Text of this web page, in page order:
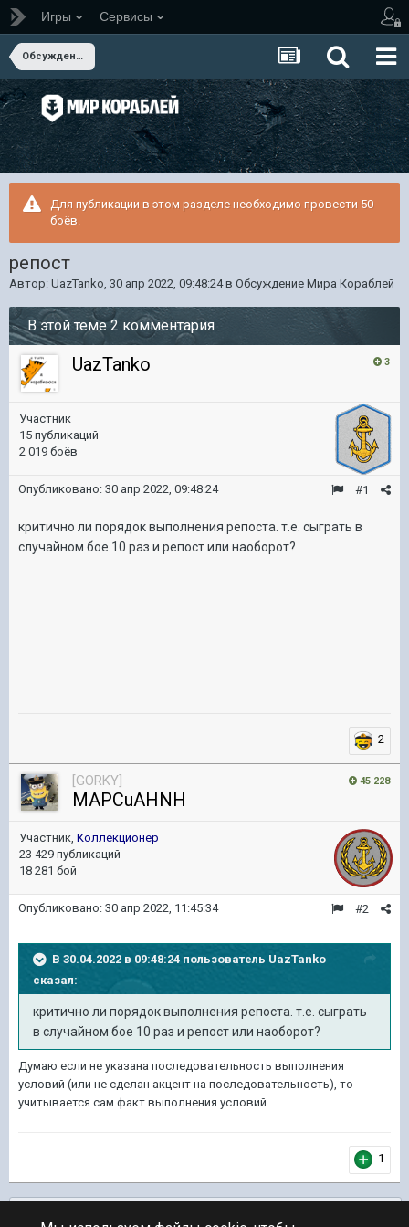
Игры Сервисы
Обсуждение Мира Кораблей
Для публикации в этом разделе необходимо провести 50
боёв.
репост
Автор: UazTanko, 30 апр 2022, 09:48:24в Обсуждение Мира Кораблей
В этой теме 2 комментария
3
UazTanko
Участник
15 публикаций
2 019 боёв
#1
Опубликовано: 30 апр 2022, 09:48:24
критично ли порядок выполнения репоста. т.е. сыграть в
случайном бое 10 раз и репост или наоборот?
2
45 228
[GORKY]
MAPCuAHNH
Участник, Коллекционер
23 429 публикаций
18 281 бой
#2
Опубликовано: 30 апр 2022, 11:45:34
В 30.04.2022 в 09:48:24 пользователь UazTanko
сказал:
критично ли порядок выполнения репоста. т.е. сыграть
в случайном бое 10 раз и репост или наоборот?
Думаю если не указана последовательность выполнения
условий (или не сделан акцент на последовательность), то
учитывается сам факт выполнения условий.
1